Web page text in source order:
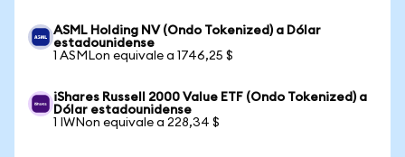
ASML Holding NV (Ondo Tokenized) a Dólar
estadounidense
1 ASMLon equivale a 1746,25 $
iShares Russell 2000 Value ETF (Ondo Tokenized) a
Dólar estadounidense
1 IWNon equivale a 228,34 $